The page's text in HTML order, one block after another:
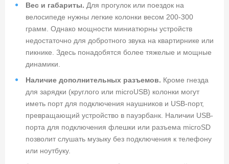
Вес и габариты. Для прогулок или поездок на
велосипеде нужны легкие колонки весом 200-300
грамм. Однако мощности миниатюрны устройств
недостаточно для добротного звука на квартирнике или
пикнике. Здесь понадобятся более тяжелые и мощные
динамики.
Наличие дополнительных разъемов. Кроме гнезда
для зарядки (круглого или microUSB) колонки могут
иметь порт для подключения наушников и USB-порт,
превращающий устройство в пауэрбанк. Наличии USB-
порта для подключения флешки или разъема microSD
позволит слушать музыку без подключения к телефону
или ноутбуку.